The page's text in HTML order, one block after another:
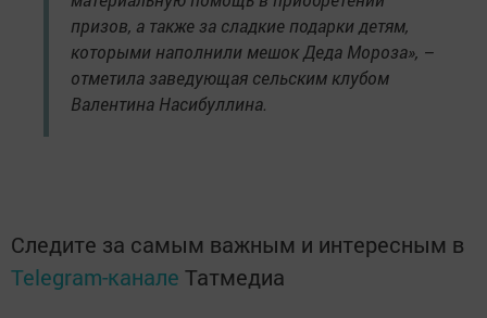
призов, а также за сладкие подарки детям,
которыми наполнили мешок Деда Мороза», –
отметила заведующая сельским клубом
Валентина Насибуллина.
Следите за самым важным и интересным в
Telegram-канале Татмедиа